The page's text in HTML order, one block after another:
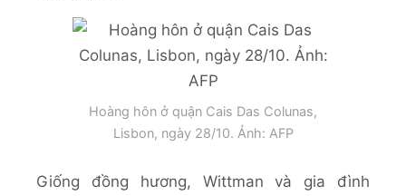
Hoàng hôn ở quận Cais Das Colunas,
Lisbon, ngày 28/10. Ảnh: AFP
Giống đồng hương, Wittman và gia đình